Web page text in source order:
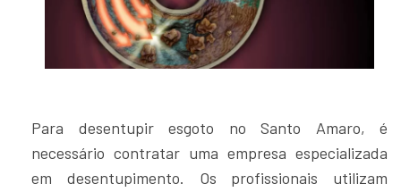
Para desentupir esgoto no Santo Amaro, é
necessário contratar uma empresa especializada
em desentupimento. Os profissionais utilizam